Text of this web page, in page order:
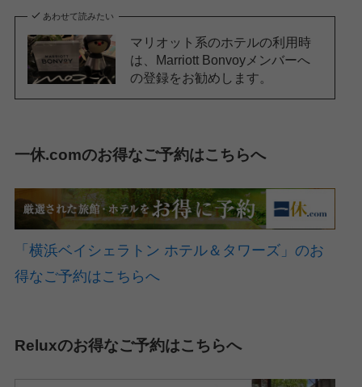
あわせて読みたい
マリオット系のホテルの利用時
は、Marriott Bonvoyメンバーへ
の登録をお勧めします。
一休.comのお得なご予約はこちらへ
「横浜ベイシェラトン ホテル＆タワーズ」のお
得なご予約はこちらへ
Reluxのお得なご予約はこちらへ